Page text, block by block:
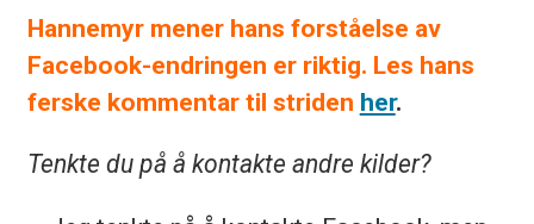
Hannemyr mener hans forståelse av
Facebook-endringen er riktig. Les hans
ferske kommentar til striden her.
Tenkte du på å kontakte andre kilder?